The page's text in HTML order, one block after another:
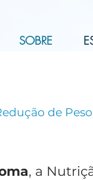
SOBRE
de
, a